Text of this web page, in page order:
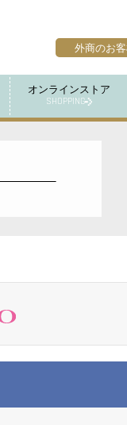
オンラインストア
SHOPPING
外商のお